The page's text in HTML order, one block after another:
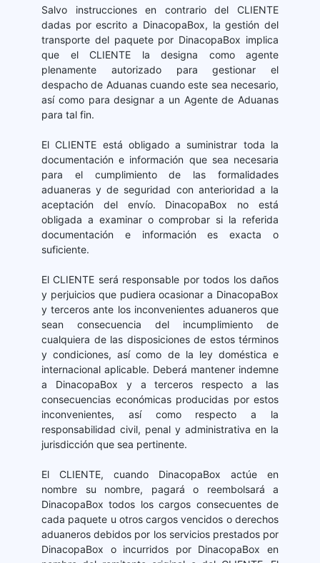
Salvo instrucciones en contrario del CLIENTE
dadas por escrito a DinacopaBox, la gestión del
transporte del paquete por DinacopaBox implica
que el CLIENTE la designa como agente
plenamente autorizado para gestionar el
despacho de Aduanas cuando este sea necesario,
así como para designar a un Agente de Aduanas
para tal fin.
El CLIENTE está obligado a suministrar toda la
documentación e información que sea necesaria
para el cumplimiento de las formalidades
aduaneras y de seguridad con anterioridad a la
aceptación del envío. DinacopaBox no está
obligada a examinar o comprobar si la referida
documentación e información es exacta o
suficiente.
El CLIENTE será responsable por todos los daños
y perjuicios que pudiera ocasionar a DinacopaBox
y terceros ante los inconvenientes aduaneros que
sean consecuencia del incumplimiento de
cualquiera de las disposiciones de estos términos
y condiciones, así como de la ley doméstica e
internacional aplicable. Deberá mantener indemne
a DinacopaBox y a terceros respecto a las
consecuencias económicas producidas por estos
inconvenientes, así como respecto a la
responsabilidad civil, penal y administrativa en la
jurisdicción que sea pertinente.
El CLIENTE, cuando DinacopaBox actúe en
nombre su nombre, pagará o reembolsará a
DinacopaBox todos los cargos consecuentes de
cada paquete u otros cargos vencidos o derechos
aduaneros debidos por los servicios prestados por
DinacopaBox o incurridos por DinacopaBox en